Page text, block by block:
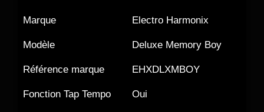
Marque Electro Harmonix
Modèle Deluxe Memory Boy
Référence marque EHXDLXMBOY
Fonction Tap Tempo Oui